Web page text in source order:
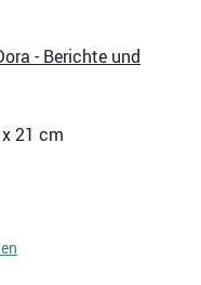
- Berichte und
21 cm